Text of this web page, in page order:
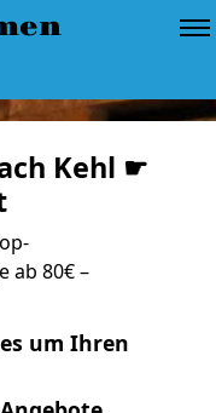
Kehl ☛
ab 80€ –
um Ihren